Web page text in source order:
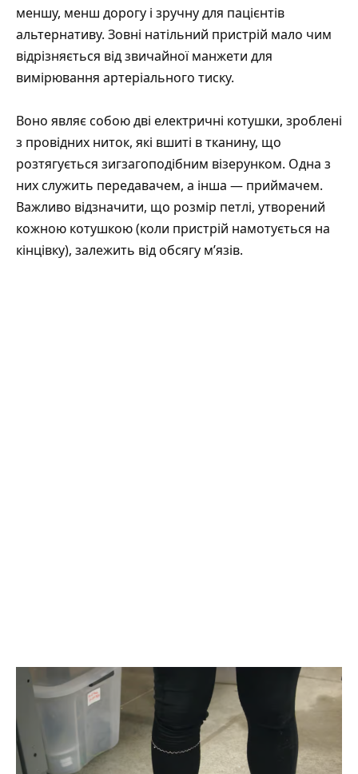
меншу, менш дорогу і зручну для пацієнтів
альтернативу. Зовні натільний пристрій мало чим
відрізняється від звичайної манжети для
вимірювання артеріального тиску.
Воно являє собою дві електричні котушки, зроблені
з провідних ниток, які вшиті в тканину, що
розтягується зигзагоподібним візерунком. Одна з
них служить передавачем, а інша — приймачем.
Важливо відзначити, що розмір петлі, утворений
кожною котушкою (коли пристрій намотується на
кінцівку), залежить від обсягу м’язів.